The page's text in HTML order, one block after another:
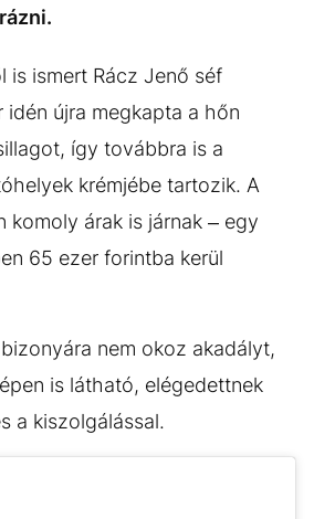
is ismert Rácz Jenő séf
idén újra megkapta a hőn
így továbbra is a
krémjébe tartozik. A
komoly árak is járnak – egy
65 ezer forintba kerül
nem okoz akadályt,
is látható, elégedettnek
a kiszolgálással.